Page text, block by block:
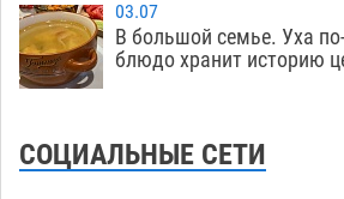
12:16
В астраханском селе
машину свекрови
нелегалов прямым рейсом
03.07
В большой семье. Уха
блюдо хранит историю
СОЦИАЛЬНЫЕ СЕТИ